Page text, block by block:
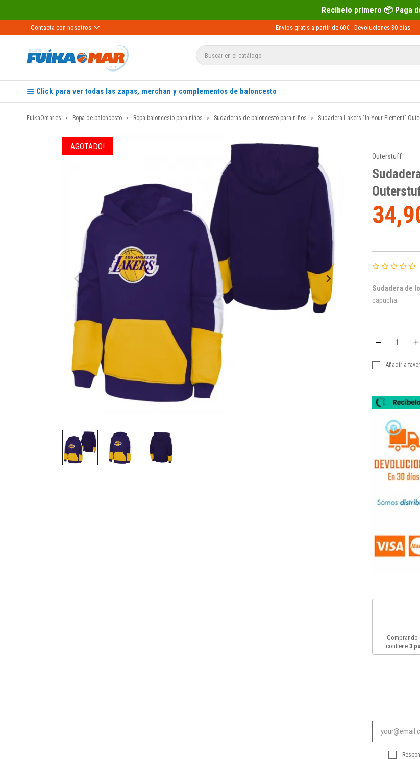
Recíbelo primero 📦 Paga después con
Contacta con nosotros Envios gratis a partir de 60€ - Devoluciones 30 días
Click para ver todas las zapas, merchan y complementos de baloncesto
FuikaOmar.es Ropa de baloncesto Ropa baloncesto para niños Sudaderas de baloncesto para niños Sudadera Lakers "In Your Element"
AGOTADO!
Outerstuff
Sudadera de
capucha.
Añadir a
Comprando
contiene 3